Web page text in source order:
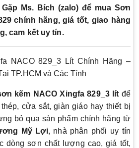
Gặp Ms. Bích (zalo) để mua Sơn
chính hãng, giá tốt, giao hàng
cam kết uy tín.
NACO 829_3 Lít Chính Hãng –
TP.HCM và Các Tỉnh
kẽm NACO Xingfa 829_3 lít để
cửa sắt, giàn giáo hay thiết bị
bỏ qua sản phẩm chính hãng từ
Mỹ Lợi, nhà phân phối uy tín
dòng sơn chất lượng cao, giá tốt,